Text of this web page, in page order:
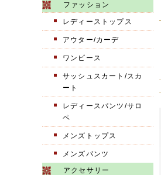
ファッション
レディーストップス
アウター/カーデ
ワンピース
サッシュスカート/スカ
ート
レディースパンツ/サロ
ペ
メンズトップス
メンズパンツ
アクセサリー